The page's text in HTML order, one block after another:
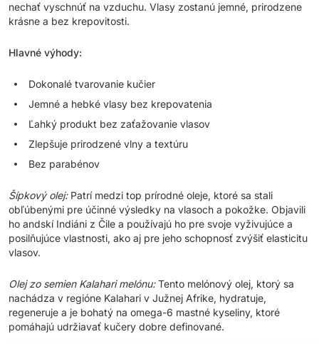
nechať vyschnúť na vzduchu. Vlasy zostanú jemné, prirodzene
krásne a bez krepovitosti.
Hlavné výhody:
Dokonalé tvarovanie kučier
Jemné a hebké vlasy bez krepovatenia
Ľahký produkt bez zaťažovanie vlasov
Zlepšuje prirodzené vlny a textúru
Bez parabénov
Šípkový olej:Patrí medzi top prírodné oleje, ktoré sa stali
obľúbenými pre účinné výsledky na vlasoch a pokožke. Objavili
ho andskí Indiáni z Čile a používajú ho pre svoje vyživujúce a
posilňujúce vlastnosti, ako aj pre jeho schopnosť zvýšiť elasticitu
vlasov.
Olej zo semien Kalahari melónu:Tento melónový olej, ktorý sa
nachádza v regióne Kalahari v Južnej Afrike, hydratuje,
regeneruje a je bohatý na omega-6 mastné kyseliny, ktoré
pomáhajú udržiavať kučery dobre definované.